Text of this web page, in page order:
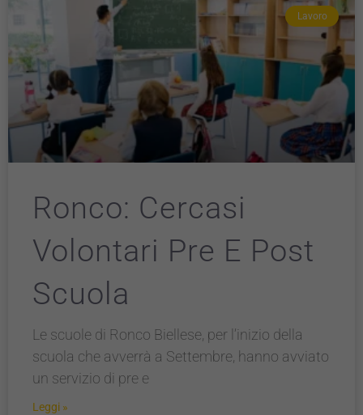
Lavoro
Ronco: Cercasi
Volontari Pre E Post
Scuola
Le scuole di Ronco Biellese, per l’inizio della
scuola che avverrà a Settembre, hanno avviato
un servizio di pre e
Leggi »